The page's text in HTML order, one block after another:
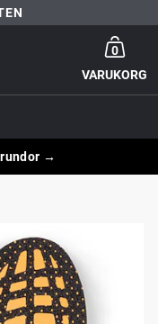
GARANTI
0
VARUKORG
→